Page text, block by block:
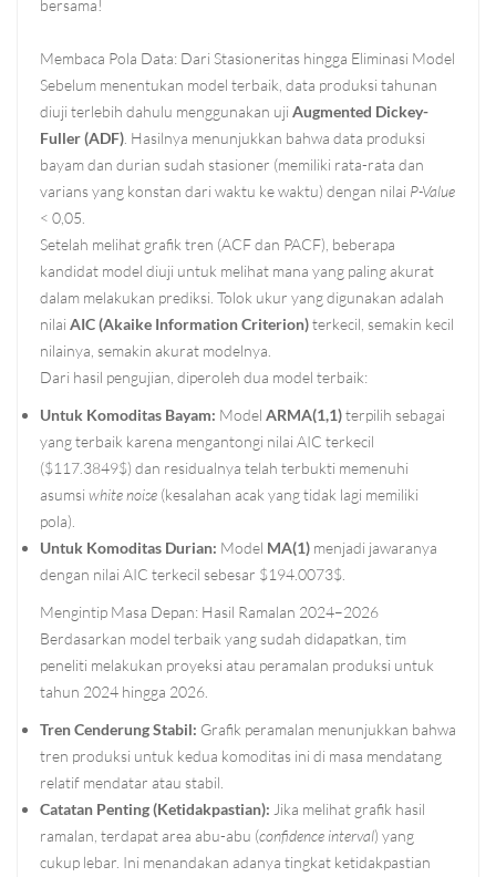
bersama!
Membaca Pola Data: Dari Stasioneritas hingga Eliminasi Model
Sebelum menentukan model terbaik, data produksi tahunan
diuji terlebih dahulu menggunakan uji Augmented Dickey-
Fuller (ADF) . Hasilnya menunjukkan bahwa data produksi
bayam dan durian sudah stasioner (memiliki rata-rata dan
varians yang konstan dari waktu ke waktu) dengan nilai P-Value
< 0,05.
Setelah melihat grafik tren (ACF dan PACF), beberapa
kandidat model diuji untuk melihat mana yang paling akurat
dalam melakukan prediksi. Tolok ukur yang digunakan adalah
nilai AIC (Akaike Information Criterion)terkecil, semakin kecil
nilainya, semakin akurat modelnya.
Dari hasil pengujian, diperoleh dua model terbaik:
Untuk Komoditas Bayam: Model ARMA(1,1)terpilih sebagai
yang terbaik karena mengantongi nilai AIC terkecil
($117.3849$) dan residualnya telah terbukti memenuhi
asumsi white noise (kesalahan acak yang tidak lagi memiliki
pola).
Untuk Komoditas Durian: Model MA(1) menjadi jawaranya
dengan nilai AIC terkecil sebesar $194.0073$.
Mengintip Masa Depan: Hasil Ramalan 2024–2026
Berdasarkan model terbaik yang sudah didapatkan, tim
peneliti melakukan proyeksi atau peramalan produksi untuk
tahun 2024 hingga 2026.
Tren Cenderung Stabil: Grafik peramalan menunjukkan bahwa
tren produksi untuk kedua komoditas ini di masa mendatang
relatif mendatar atau stabil.
Catatan Penting (Ketidakpastian): Jika melihat grafik hasil
ramalan, terdapat area abu-abu (confidence interval) yang
cukup lebar. Ini menandakan adanya tingkat ketidakpastian